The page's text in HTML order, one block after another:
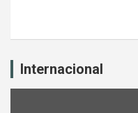
Internacional